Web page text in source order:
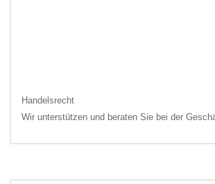
Handelsrecht
Wir unterstützen und beraten Sie bei der